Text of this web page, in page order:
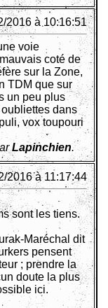
2016 à 10:16:51
voie
coté de
sur la Zone,
TDM que sur
un peu plus
dans
vox toupouri
Lapinchien.
2016 à 11:17:44
sont les tiens.
Maréchal dit
pensent
; prendre la
doute la plus
ici.